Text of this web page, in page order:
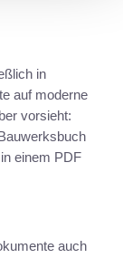
in
auf moderne
vorsieht:
einem PDF
auch